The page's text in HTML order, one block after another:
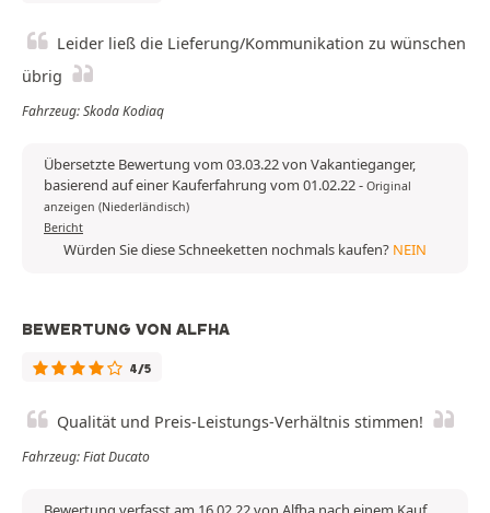
Leider ließ die Lieferung/Kommunikation zu wünschen
übrig
Fahrzeug: Skoda Kodiaq
Übersetzte Bewertung vom 03.03.22 von Vakantieganger,
basierend auf einer Kauferfahrung vom 01.02.22- Original
anzeigen (Niederländisch)
Bericht
Würden Sie diese Schneeketten nochmals kaufen? NEIN
BEWERTUNG VON ALFHA
4/5
Qualität und Preis-Leistungs-Verhältnis stimmen!
Fahrzeug: Fiat Ducato